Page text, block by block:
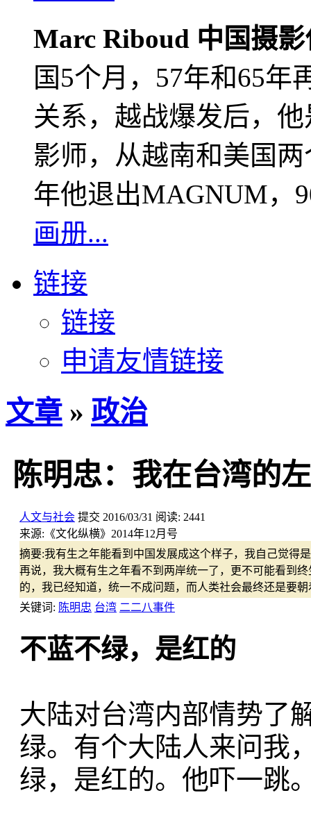
Marc Riboud 中国摄
国5个月，57年和65年
关系，越战爆发后，
影师，从越南和美国
年他退出MAGNUM，
画册...
链接
链接
申请友情链接
文章 » 政治
陈明忠：我在台湾的
人文与社会 提交 2016/03/31 阅读: 2441
来源: 《文化纵横》2014年12月号
摘要:我有生之年能看到中国发展成这个样子，我自己觉得
再说，我大概有生之年看不到两岸统一了，更不可能看到
的，我已经知道，统一不成问题，而人类社会最终还是要
关键词: 陈明忠 台湾 二二八事件
不蓝不绿，是红的
大陆对台湾内部情势了
绿。有个大陆人来问我
绿，是红的。他吓一跳